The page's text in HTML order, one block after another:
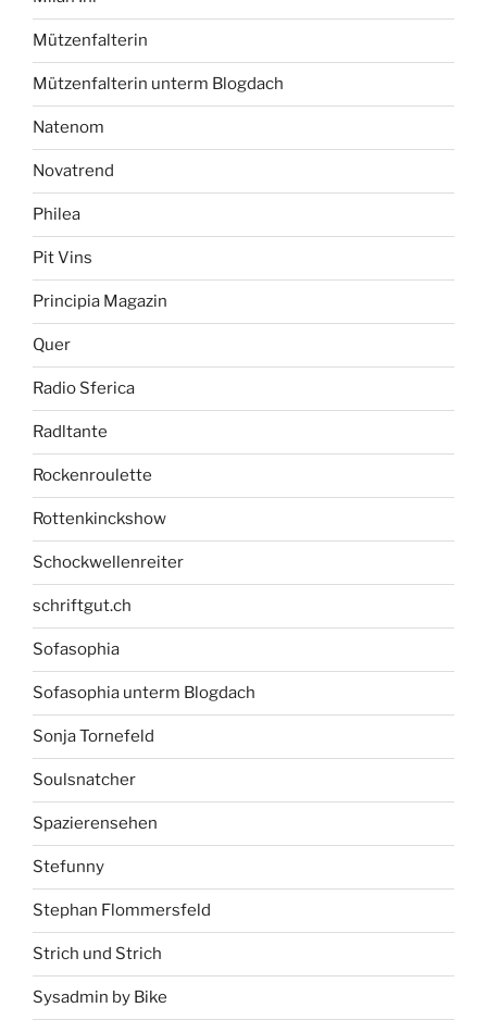
Mützenfalterin
Mützenfalterin unterm Blogdach
Natenom
Novatrend
Philea
Pit Vins
Principia Magazin
Quer
Radio Sferica
Radltante
Rockenroulette
Rottenkinckshow
Schockwellenreiter
schriftgut.ch
Sofasophia
Sofasophia unterm Blogdach
Sonja Tornefeld
Soulsnatcher
Spazierensehen
Stefunny
Stephan Flommersfeld
Strich und Strich
Sysadmin by Bike